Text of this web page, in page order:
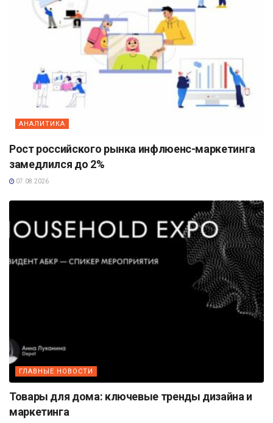
АНАЛИТИКА
Рост российского рынка инфлюенс-маркетинга
замедлился до 2%
07.08.2026
ГЛАВНЫЕ НОВОСТИ
Товары для дома: ключевые тренды дизайна и
маркетинга